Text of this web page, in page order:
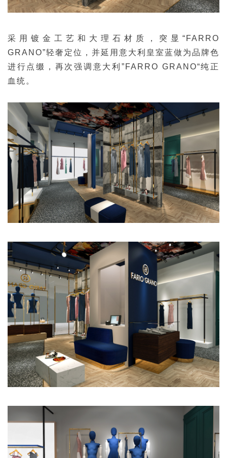
采用镀金工艺和大理石材质， 突显“FARRO
GRANO”轻奢定位， 并延用意大利 皇室蓝做为品牌色
进行点缀， 再次强调 意大利”FARRO GRANO“纯正
血统。